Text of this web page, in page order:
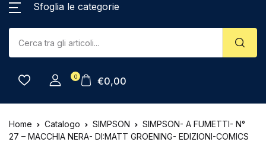
Sfoglia le categorie
0 €0,00
Home Catalogo SIMPSON
SIMPSON- A FUMETTI- N°
27 – MACCHIA NERA- DI:MATT GROENING- EDIZIONI-COMICS